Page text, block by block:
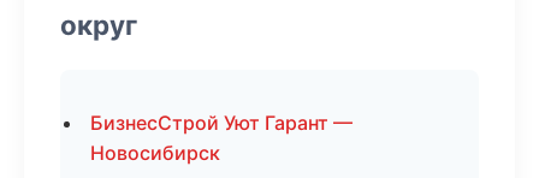
округ
БизнесСтрой Уют Гарант —
Новосибирск